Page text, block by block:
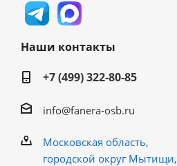
Наши контакты
+7 (499) 322-80-85
info@fanera-osb.ru
Московская область,
городской округ Мытищи,